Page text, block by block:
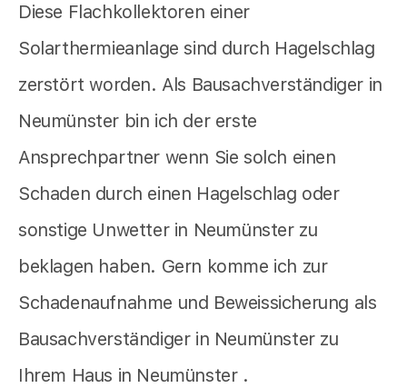
Diese Flachkollektoren einer
Solarthermieanlage sind durch Hagelschlag
zerstört worden. Als Bausachverständiger in
Neumünster bin ich der erste
Ansprechpartner wenn Sie solch einen
Schaden durch einen Hagelschlag oder
sonstige Unwetter in Neumünster zu
beklagen haben. Gern komme ich zur
Schadenaufnahme und Beweissicherung als
Bausachverständiger in Neumünster zu
Ihrem Haus in Neumünster .